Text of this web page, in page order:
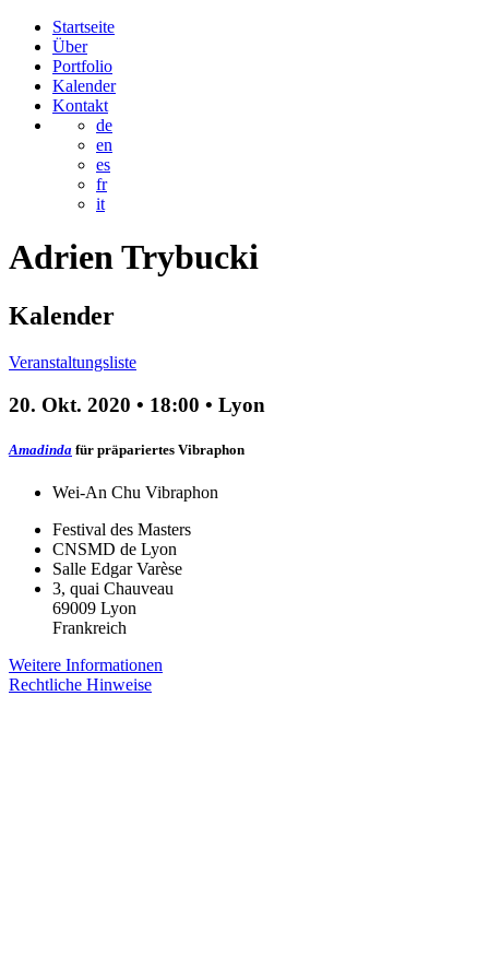
Startseite
Über
Portfolio
Kalender
Kontakt
de
en
es
fr
it
AdrienTrybucki
Kalender
Veranstaltungsliste
20. Okt. 2020 • 18:00 • Lyon
Amadinda für präpariertes Vibraphon
Wei-An Chu Vibraphon
Festival des Masters
CNSMD de Lyon
Salle Edgar Varèse
3, quai Chauveau
69009 Lyon
Frankreich
Weitere Informationen
Rechtliche Hinweise